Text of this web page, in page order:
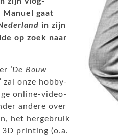
gaat
in zijn
op zoek naar
‘De Bouw
zal onze hobby-
online-video-
andere over
het hergebruik
printing (o.a.